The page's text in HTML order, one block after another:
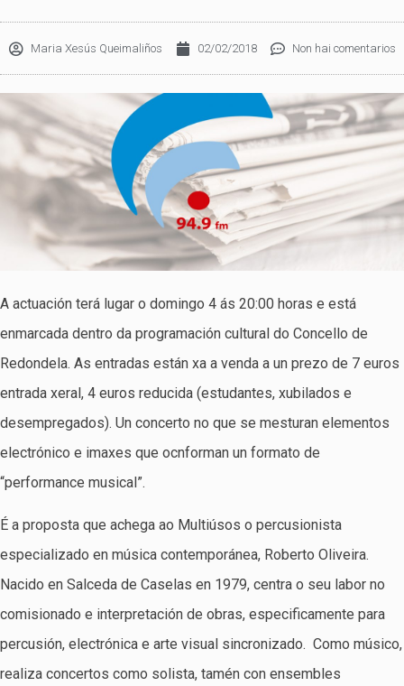
Maria Xesús Queimaliños 02/02/2018 Non hai comentarios
A actuación terá lugar o domingo 4 ás 20:00 horas e está
enmarcada dentro da programación cultural do Concello de
Redondela. As entradas están xa a venda a un prezo de 7 euros
entrada xeral, 4 euros reducida (estudantes, xubilados e
desempregados). Un concerto no que se mesturan elementos
electrónico e imaxes que ocnforman un formato de
“performance musical”.
É a proposta que achega ao Multiúsos o percusionista
especializado en música contemporánea, Roberto Oliveira.
Nacido en Salceda de Caselas en 1979, centra o seu labor no
comisionado e interpretación de obras, especificamente para
percusión, electrónica e arte visual sincronizado. Como músico,
realiza concertos como solista, tamén con ensembles